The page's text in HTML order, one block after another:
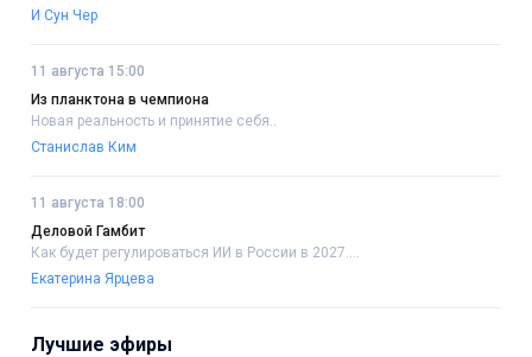
И Сун Чер
11 августа 15:00
Из планктона в чемпиона
Новая реальность и принятие себя..
Станислав Ким
11 августа 18:00
Деловой Гамбит
Как будет регулироваться ИИ в России в 2027....
Екатерина Ярцева
Лучшие эфиры